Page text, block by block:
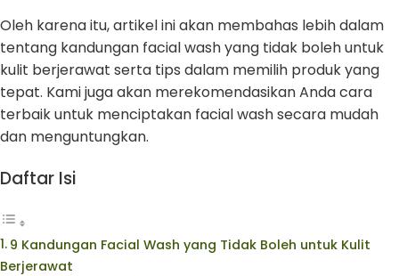
Oleh karena itu, artikel ini akan membahas lebih dalam
tentang kandungan facial wash yang tidak boleh untuk
kulit berjerawat serta tips dalam memilih produk yang
tepat. Kami juga akan merekomendasikan Anda cara
terbaik untuk menciptakan facial wash secara mudah
dan menguntungkan.
Daftar Isi
9 Kandungan Facial Wash yang Tidak Boleh untuk Kulit
Berjerawat